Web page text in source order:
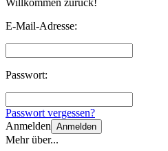
Willkommen zurück!
E-Mail-Adresse:
Passwort:
Passwort vergessen?
Anmelden Anmelden
Mehr über...